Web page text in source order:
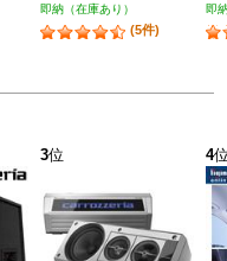
即納（在庫あり）
(5件)
即
3位 4